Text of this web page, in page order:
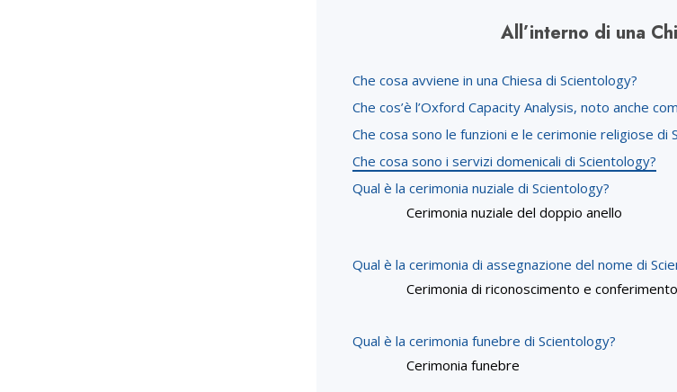
All’interno di una
Che cosa avviene in una Chiesa di Scientology?
Che cos’è l’Oxford Capacity Analysis, noto anche
Che cosa sono le funzioni e le cerimonie religiose di
Che cosa sono i servizi domenicali di Scientology?
Qual è la cerimonia nuziale di Scientology?
Cerimonia nuziale del doppio anello
Qual è la cerimonia di assegnazione del nome di
Cerimonia di riconoscimento e
Qual è la cerimonia funebre di Scientology?
Cerimonia funebre